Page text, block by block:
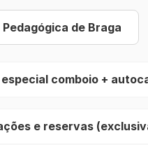
de Braga
comboio +
e reservas